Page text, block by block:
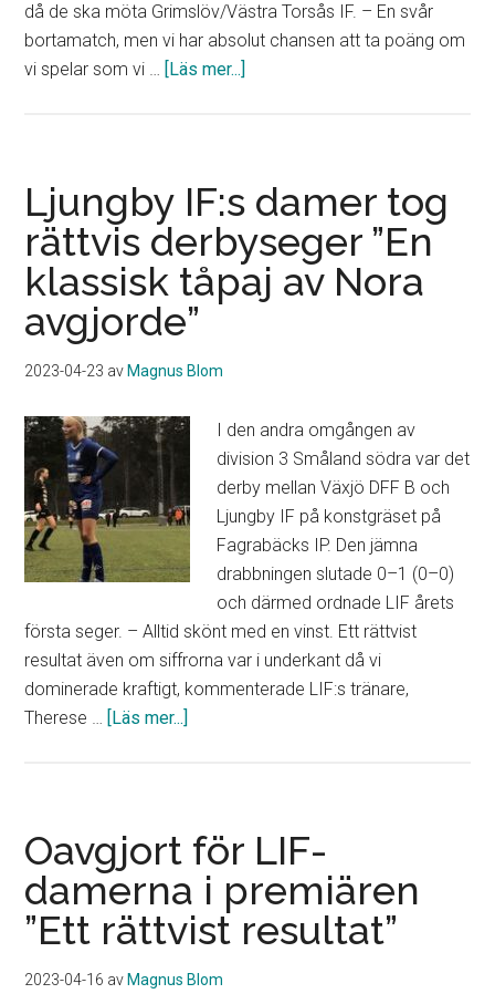
då de ska möta Grimslöv/Västra Torsås IF. – En svår
bortamatch, men vi har absolut chansen att ta poäng om
vi spelar som vi … [Läs mer...]
Ljungby
IF
som
jagar
första
efter
revansch”
Ljungby IF:s damer tog
rättvis derbyseger ”En
klassisk tåpaj av Nora
avgjorde”
2023-04-23 av Magnus Blom
I den andra omgången av
division 3 Småland södra var det
derby mellan Växjö DFF B och
Ljungby IF på konstgräset på
Fagrabäcks IP. Den jämna
drabbningen slutade 0–1 (0–0)
och därmed ordnade LIF årets
första seger. – Alltid skönt med en vinst. Ett rättvist
resultat även om siffrorna var i underkant då vi
dominerade kraftigt, kommenterade LIF:s tränare,
Therese … [Läs mer...]
tog
rättvis
derbyseger
”En
klassisk
tåpaj
Oavgjort för LIF-
damerna i premiären
”Ett rättvist resultat”
2023-04-16 av Magnus Blom